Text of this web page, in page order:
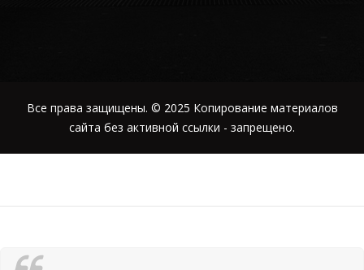
Все права защищены. © 2025 Копирование материалов
сайта без активной ссылки - запрещено.